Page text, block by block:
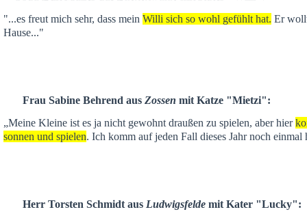
"...es freut mich sehr, dass mein Willi sich so wohl gefühlt hat. Er
Hause..."
Frau Sabine Behrend aus Zossen mit Katze "Mietzi":
„Meine Kleine ist es ja nicht gewohnt draußen zu spielen, aber hier
sonnen und spielen. Ich komm auf jeden Fall dieses Jahr noch einmal
Herr Torsten Schmidt aus Ludwigsfelde mit Kater "Lucky":